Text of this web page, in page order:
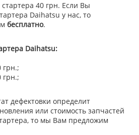
40 грн. Если Вы
Daihatsu у нас, то
бесплатно.
Daihatsu:
грн.;
грн.;
дефектовки определит
или стоимость запчастей
то мы Вам предложим